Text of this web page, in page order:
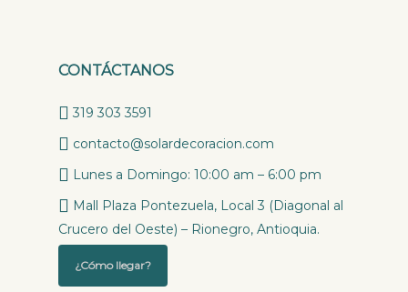
CONTÁCTANOS
319 303 3591
contacto@solardecoracion.com
Lunes a Domingo: 10:00 am – 6:00 pm
Mall Plaza Pontezuela, Local 3 (Diagonal al
Crucero del Oeste) – Rionegro, Antioquia.
¿Cómo llegar?